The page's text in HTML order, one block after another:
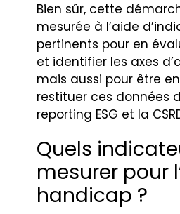
Bien sûr, cette
mesurée à l’aide
pertinents pour en
et identifier les axes
mais aussi pour être
restituer ces données
reporting ESG et la
Quels
mesurer pour
handicap ?